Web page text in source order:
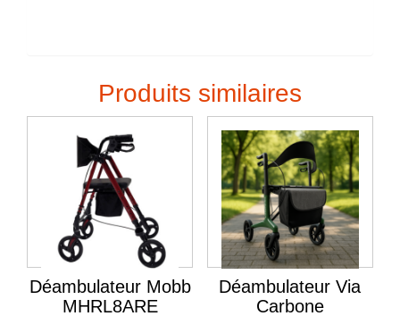
Produits similaires
Déambulateur Mobb
MHRL8ARE
Déambulateur Via
Carbone